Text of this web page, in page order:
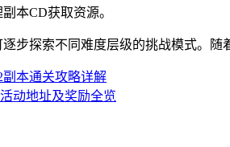
本CD获取资源。
步探索不同难度层级的挑战模式。
本通关攻略详解
动地址及奖励全览